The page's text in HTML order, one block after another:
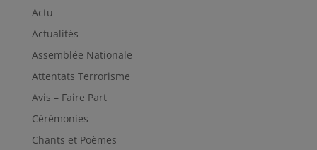
Actu
Actualités
Assemblée Nationale
Attentats Terrorisme
Avis – Faire Part
Cérémonies
Chants et Poèmes